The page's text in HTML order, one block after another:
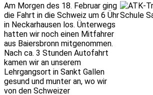
Am Morgen des 18. Februar ging
die Fahrt in die Schweiz um 6 Ühr
in Neckarhausen los. Ünterwegs
hatten wir noch einen Mitfahrer
aus Baiersbronn mitgenommen.
Nach ca. 3 Stunden Autofahrt
kamen wir an unserem
Lehrgangsort in Sankt Gallen
gesund und munter an, wo wir
von den Schweizer